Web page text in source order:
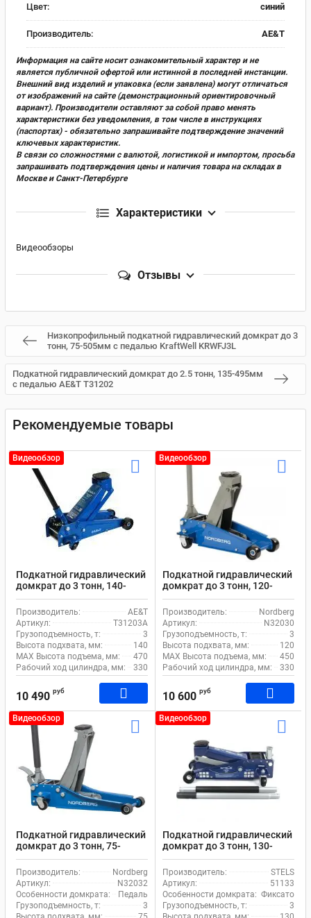
Цвет: синий
Производитель: AE&T
Информация на сайте носит ознакомительный характер и не
является публичной офертой или истинной в последней инстанции.
Внешний вид изделий и упаковка (если заявлена) могут отличаться
от изображений на сайте (демонстрационный ориентировочный
вариант). Производители оставляют за собой право менять
характеристики без уведомления, в том числе в инструкциях
(паспортах) - обязательно запрашивайте подтверждение значений
ключевых характеристик.
В связи со сложностями с валютой, логистикой и импортом, просьба
запрашивать подтверждения цены и наличия товара на складах в
Москве и Санкт-Петербурге
Характеристики
Видеообзоры
Отзывы
Низкопрофильный подкатной гидравлический домкрат до 3
тонн, 75-505мм с педалью KraftWell KRWFJ3L
Подкатной гидравлический домкрат до 2.5 тонн, 135-495мм
с педалью AE&T T31202
Рекомендуемые товары
Видеообзор
Подкатной гидравлический
домкрат до 3 тонн, 140-
470мм AE&T T31203A
Производитель:
AE&T
Артикул:
T31203A
Грузоподъемность, т:
3
Высота подхвата, мм:
140
MAX Высота подъема, мм:
470
Рабочий ход цилиндра, мм:
330
10 490 руб
Видеообзор
Подкатной гидравлический
домкрат до 3 тонн, 120-
450мм Nordberg N32030
Производитель:
Nordberg
Артикул:
N32030
Грузоподъемность, т:
3
Высота подхвата, мм:
120
MAX Высота подъема, мм:
450
Рабочий ход цилиндра, мм:
330
10 600 руб
Видеообзор
Подкатной гидравлический
домкрат до 3 тонн, 75-
500мм с педалью Nordberg
N32032
Производитель:
Nordberg
Артикул:
N32032
Особенности домкрата:
Педаль
Грузоподъемность, т:
3
Видеообзор
Подкатной гидравлический
домкрат до 3 тонн, 130-
465мм STELS 51133
Производитель:
STELS
Артикул:
51133
Особенности домкрата: Фиксатор,
Грузоподъемность, т:
3